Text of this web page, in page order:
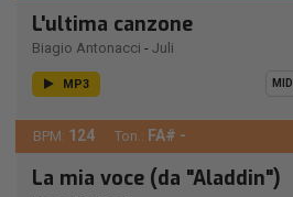
L'ultima canzone
Biagio Antonacci - Juli
MP3 MIDI
BPM: 124 Ton.: FA# -
La mia voce (da "Aladdin")